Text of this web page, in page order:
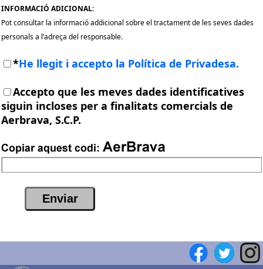
INFORMACIÓ ADICIONAL:
Pot consultar la informació addicional sobre el tractament de les seves dades
personals a l’adreça del responsable.
*He llegit i accepto la Política de Privadesa.
Accepto que les meves dades identificatives
siguin incloses per a finalitats comercials de
Aerbrava, S.C.P.